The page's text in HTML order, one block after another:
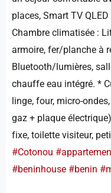
places, Smart TV
Chambre climatisée :
armoire, fer/planche à
Bluetooth/lumières,
chauffe eau intégré. *
linge, four, micro-
gaz + plaque
fixe, toilette visiteur,
#Cotonou
#beninhouse #benin